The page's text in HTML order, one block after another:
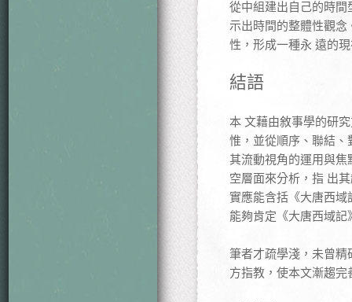
從中組建出自己的時
示出時間的整體性觀
性，形成一種永 遠的
結語
本 文藉由敘事學的研
惟，並從順序、聯結
其流動視角的運用與
空層面來分析，指 出
實應能含括《大唐西
能夠肯定《大唐西域
筆者才疏學淺，未曾
方指教，使本文漸趨完